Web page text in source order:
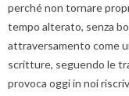
perché non tornare
tempo alterato, senza
attraversamento come
scritture, seguendo le
provoca oggi in noi